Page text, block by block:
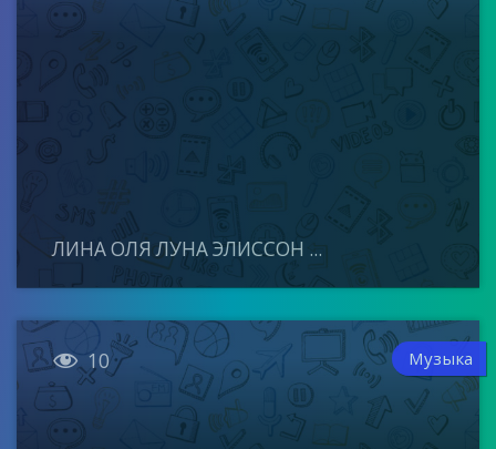
ЛИНА ОЛЯ ЛУНА ЭЛИССОН ...
 10 Музыка